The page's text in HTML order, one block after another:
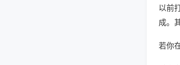
以前
成。
若你